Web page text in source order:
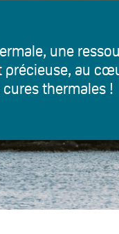
une
précieuse, au
cures thermales !